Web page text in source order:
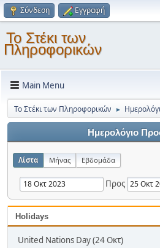
Σύνδεση Εγγραφή
Το Στέκι των
Πληροφορικών
Main Menu
Το Στέκι των Πληροφορικών ►
Ημερολόγιο
Λίστα Μήνας Εβδομάδα
Προς
Holidays
United Nations Day (24 Οκτ)